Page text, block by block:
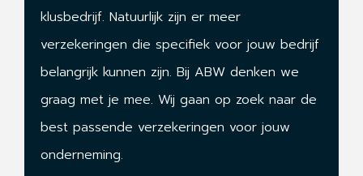
klusbedrijf. Natuurlijk zijn er meer
verzekeringen die specifiek voor jouw bedrijf
belangrijk kunnen zijn. Bij ABW denken we
graag met je mee. Wij gaan op zoek naar de
best passende verzekeringen voor jouw
onderneming.